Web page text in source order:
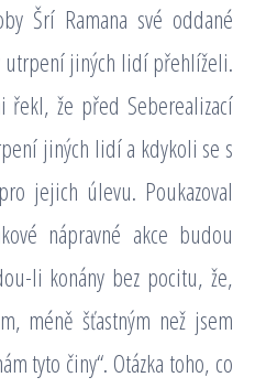
Šrí Ramana své oddané
utrpení jiných lidí přehlíželi.
řekl, že před Seberealizací
jiných lidí a kdykoli se s
jejich úlevu. Poukazoval
nápravné akce budou
li konány bez pocitu, že,
méně šťastným než jsem
tyto činy“. Otázka toho, co